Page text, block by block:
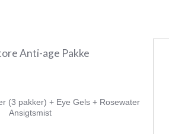
Anti-age Pakke
(3 pakker)+ Eye Gels + Rosewater
Ansigtsmist